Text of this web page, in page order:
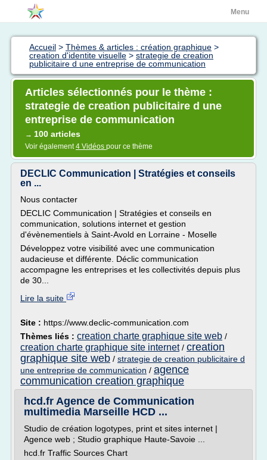
Menu
Accueil > Thèmes & articles : création graphique >
creation d'identite visuelle > strategie de creation
publicitaire d une entreprise de communication
Articles sélectionnés pour le thème :
strategie de creation publicitaire d une
entreprise de communication
→ 100 articles
Voir également4 Vidéos pour ce thème
DECLIC Communication | Stratégies et conseils
en ...
Nous contacter
DECLIC Communication | Stratégies et conseils en
communication, solutions internet et gestion
d'évènementiels à Saint-Avold en Lorraine - Moselle
Développez votre visibilité avec une communication
audacieuse et différente. Déclic communication
accompagne les entreprises et les collectivités depuis plus
de 30...
Lire la suite
Site : https://www.declic-communication.com
Thèmes liés : creation charte graphique site web /
creation charte graphique site internet/ creation
graphique site web / strategie de creation publicitaire d
une entreprise de communication / agence
communication creation graphique
hcd.fr Agence de Communication
multimedia Marseille HCD ...
Studio de création logotypes, print et sites internet |
Agence web ; Studio graphique Haute-Savoie ...
hcd.fr Traffic Sources Chart